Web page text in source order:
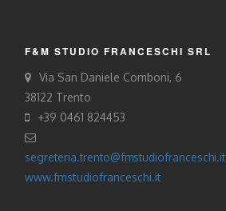
F&M STUDIO FRANCESCHI SRL
Via San Daniele Comboni, 6
38122 Trento
+39 0461 824453
segreteria.trento@fmstudiofranceschi.it
www.fmstudiofranceschi.it